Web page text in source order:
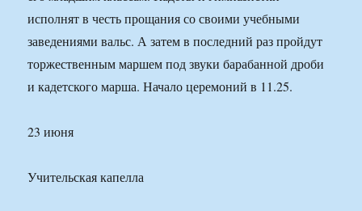
исполнят в честь прощания со своими учебными
заведениями вальс. А затем в последний раз пройдут
торжественным маршем под звуки барабанной дроби
и кадетского марша. Начало церемоний в 11.25.
23 июня
Учительская капелла